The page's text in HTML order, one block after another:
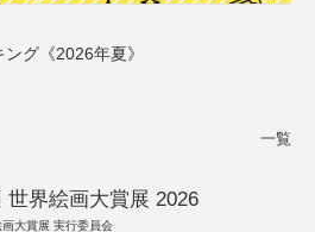
グ《2026年夏》
一覧
世界絵画大賞展 2026
画大賞展 実行委員会